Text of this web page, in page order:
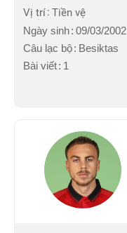
Vị trí Tiền vệ
Ngày sinh 09/03/2002
Câu lạc bộ Besiktas
Bài viết 1